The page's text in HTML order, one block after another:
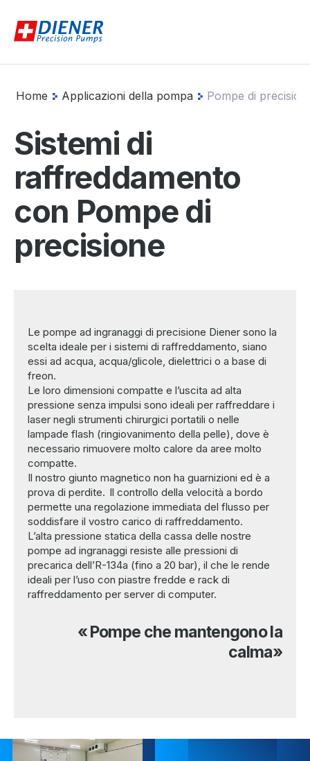
Home Applicazioni della pompa Pompe di
Sistemi di
raffreddamento
con Pompe di
precisione
Le pompe ad ingranaggi di precisione Diener sono la
scelta ideale per i sistemi di raffreddamento, siano
essi ad acqua, acqua/glicole, dielettrici o a base di
freon.
Le loro dimensioni compatte e l’uscita ad alta
pressione senza impulsi sono ideali per raffreddare i
laser negli strumenti chirurgici portatili o nelle
lampade flash (ringiovanimento della pelle), dove è
necessario rimuovere molto calore da aree molto
compatte.
Il nostro giunto magnetico non ha guarnizioni ed è a
prova di perdite. Il controllo della velocità a bordo
permette una regolazione immediata del flusso per
soddisfare il vostro carico di raffreddamento.
L’alta pressione statica della cassa delle nostre
pompe ad ingranaggi resiste alle pressioni di
precarica dell’R-134a (fino a 20 bar), il che le rende
ideali per l’uso con piastre fredde e rack di
raffreddamento per server di computer.
« Pompe che mantengono la
calma»